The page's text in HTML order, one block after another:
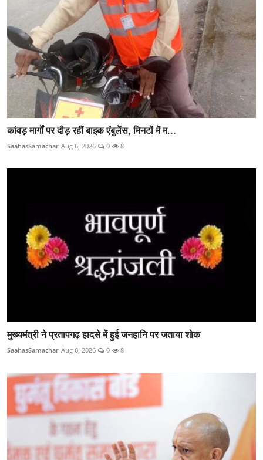
कांवड़ मार्गों पर दौड़ रहीं बाइक एंबुलेंस, मिनटों में म...
SaahasSamachar Aug 6, 2026 0 8
मुख्यमंत्री ने प्रतापगढ़ हादसे में हुई जनहानि पर जताया शोक
SaahasSamachar Aug 6, 2026 0 8